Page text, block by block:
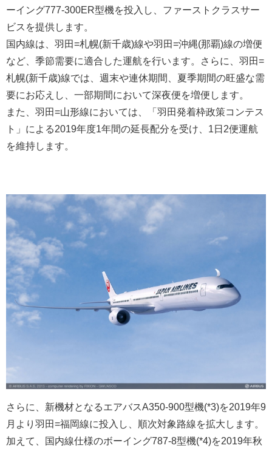
ーイング777-300ER型機を投入し、ファーストクラスサー
ビスを提供します。
国内線は、羽田=札幌(新千歳)線や羽田=沖縄(那覇)線の増便
など、季節需要に適合した運航を行います。さらに、羽田=
札幌(新千歳)線では、週末や連休期間、夏季期間の旺盛な需
要にお応えし、一部期間において深夜便を増便します。
また、羽田=山形線においては、「羽田発着枠政策コンテス
ト」による2019年度1年間の延長配分を受け、1日2便運航
を維持します。
さらに、新機材となるエアバスA350-900型機(*3)を2019年9
月より羽田=福岡線に投入し、順次対象路線を拡大します。
加えて、国内線仕様のボーイング787-8型機(*4)を2019年秋